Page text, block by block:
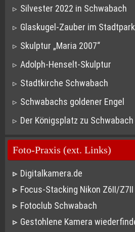
Silvester 2022 in Schwabach
Glaskugel-Zauber im Stadtpark
Skulptur „Maria 2007“
Adolph-Henselt-Skulptur
Stadtkirche Schwabach
Schwabachs goldener Engel
Der Königsplatz zu Schwabach
Foto-Praxis (ext. Links)
Digitalkamera.de
Focus-Stacking Nikon Z6II/Z7II
Fotoclub Schwabach
Gestohlene Kamera